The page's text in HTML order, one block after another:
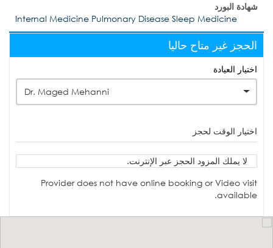
شهادة البورد
Internal Medicine Pulmonary Disease Sleep Medicine
الحجز غير متاح حاليا
اختيار العيادة
Dr. Maged Mehanni
اختيار الوقت لحجز
لا يملك المزود الحجز عبر الإنترنت.
Provider does not have online booking or Video visit
available.